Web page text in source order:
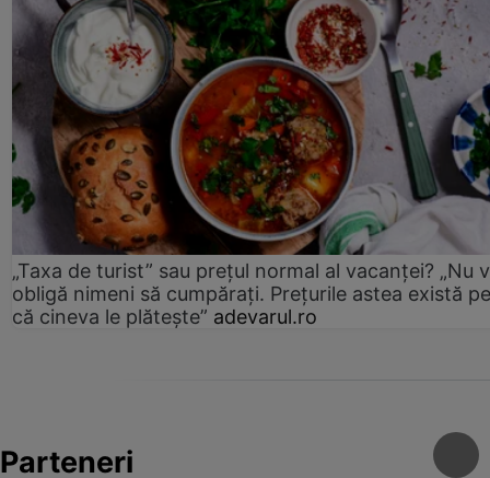
„Taxa de turist” sau prețul normal al vacanței? „Nu
obligă nimeni să cumpărați. Prețurile astea există
că cineva le plătește” adevarul.ro
Parteneri